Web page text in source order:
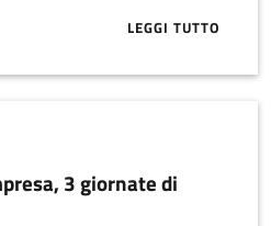
LEGGI TUTTO
ABOUT
3 giornate di